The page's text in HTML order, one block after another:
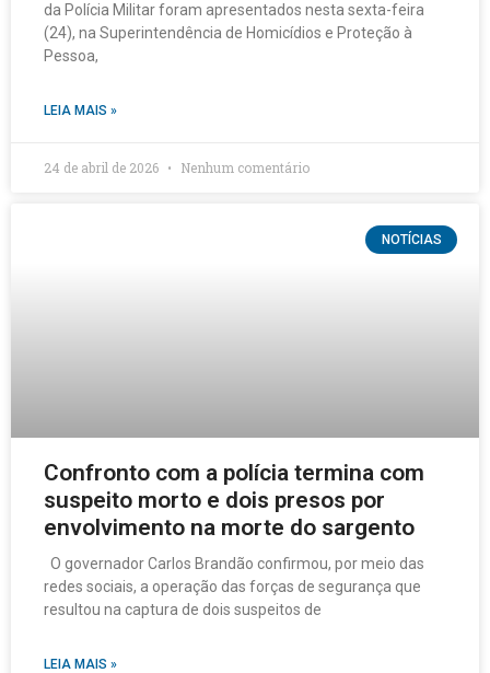
da Polícia Militar foram apresentados nesta sexta-feira
(24), na Superintendência de Homicídios e Proteção à
Pessoa,
LEIA MAIS »
24 de abril de 2026 Nenhum comentário
NOTÍCIAS
Confronto com a polícia termina com
suspeito morto e dois presos por
envolvimento na morte do sargento
O governador Carlos Brandão confirmou, por meio das
redes sociais, a operação das forças de segurança que
resultou na captura de dois suspeitos de
LEIA MAIS »